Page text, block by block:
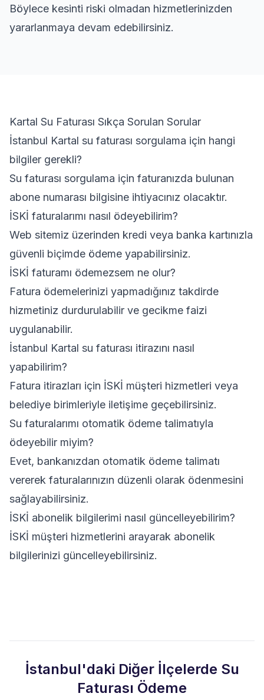
Böylece kesinti riski olmadan hizmetlerinizden
yararlanmaya devam edebilirsiniz.
Kartal Su Faturası Sıkça Sorulan Sorular
İstanbul Kartal su faturası sorgulama için hangi
bilgiler gerekli?
Su faturası sorgulama için faturanızda bulunan
abone numarası bilgisine ihtiyacınız olacaktır.
İSKİ faturalarımı nasıl ödeyebilirim?
Web sitemiz üzerinden kredi veya banka kartınızla
güvenli biçimde ödeme yapabilirsiniz.
İSKİ faturamı ödemezsem ne olur?
Fatura ödemelerinizi yapmadığınız takdirde
hizmetiniz durdurulabilir ve gecikme faizi
uygulanabilir.
İstanbul Kartal su faturası itirazını nasıl
yapabilirim?
Fatura itirazları için İSKİ müşteri hizmetleri veya
belediye birimleriyle iletişime geçebilirsiniz.
Su faturalarımı otomatik ödeme talimatıyla
ödeyebilir miyim?
Evet, bankanızdan otomatik ödeme talimatı
vererek faturalarınızın düzenli olarak ödenmesini
sağlayabilirsiniz.
İSKİ abonelik bilgilerimi nasıl güncelleyebilirim?
İSKİ müşteri hizmetlerini arayarak abonelik
bilgilerinizi güncelleyebilirsiniz.
İstanbul'daki Diğer İlçelerde Su
Faturası Ödeme